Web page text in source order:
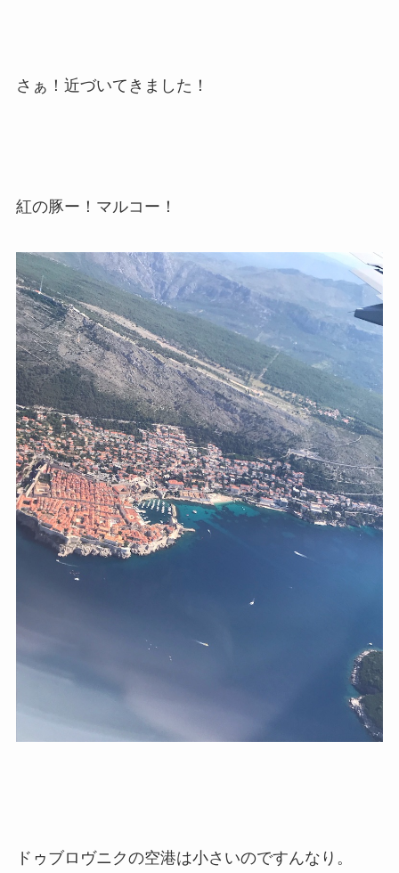
さぁ！近づいてきました！
紅の豚ー！マルコー！
ドゥブロヴニクの空港は小さいのですんなり。